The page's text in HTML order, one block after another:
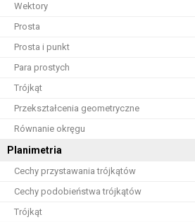
Wektory
Prosta
Prosta i punkt
Para prostych
Trójkąt
Przekształcenia geometryczne
Równanie okręgu
Planimetria
Cechy przystawania trójkątów
Cechy podobieństwa trójkątów
Trójkąt